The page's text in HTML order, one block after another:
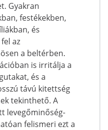
Gyakran
festékekben,
és
az
a beltérben.
is irritálja a
és a
távú kitettség
tekinthető. A
levegőminőség-
felismeri ezt a